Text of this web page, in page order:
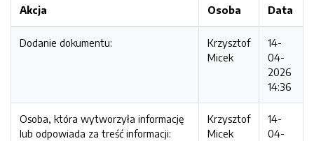
Akcja Osoba Data
Dodanie dokumentu:
Krzysztof
Micek
14-
04-
2026
14:36
Osoba, która wytworzyła informację
lub odpowiada za treść informacji:
Krzysztof
Micek
14-
04-